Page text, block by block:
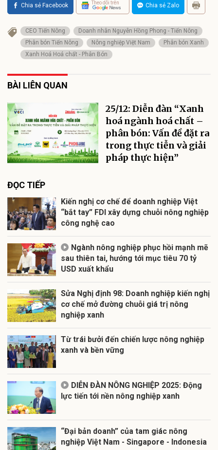
Chia sẻ Facebook Theo dõi trên Chia sẻ Zalo
CEO Tiến Nông
Doanh nhân Nguyễn Hồng Phong - Tiến Nông
Phân bón Tiến Nông
Nông nghiệp Việt Nam
Phân bón Xanh
Xanh Hoá Hoá chất - Phân Bón
BÀI LIÊN QUAN
25/12: Diễn đàn “Xanh
hoá ngành hoá chất –
phân bón: Vấn đề đặt ra
trong thực tiễn và giải
pháp thực hiện”
ĐỌC TIẾP
Kiến nghị cơ chế để doanh nghiệp Việt
“bắt tay” FDI xây dựng chuỗi nông nghiệp
công nghệ cao
Ngành nông nghiệp phục hồi mạnh mẽ
sau thiên tai, hướng tới mục tiêu 70 tỷ
USD xuất khẩu
Sửa Nghị định 98: Doanh nghiệp kiến nghị
cơ chế mở đường chuỗi giá trị nông
nghiệp xanh
Từ trái bưởi đến chiến lược nông nghiệp
xanh và bền vững
DIỄN ĐÀN NÔNG NGHIỆP 2025: Động
lực tiến tới nền nông nghiệp xanh
“Đại bản doanh” của tam giác nông
nghiệp Việt Nam - Singapore - Indonesia